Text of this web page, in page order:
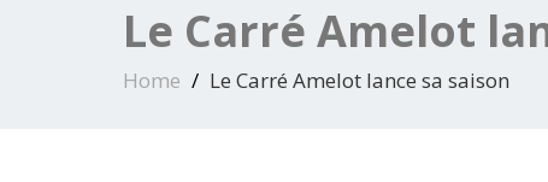
Le Carré Amelot
Home Le Carré Amelot lance sa saison